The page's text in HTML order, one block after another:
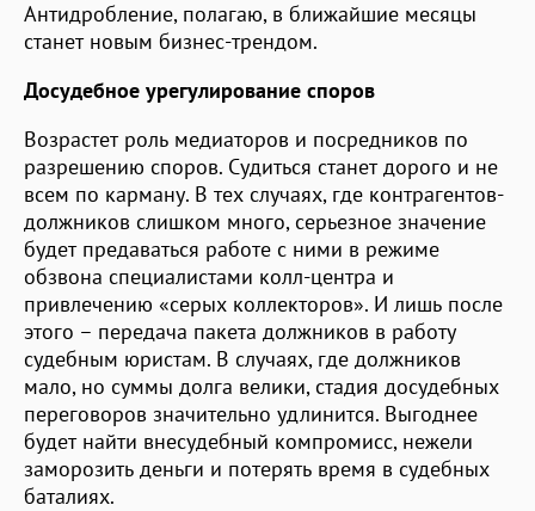
Антидробление, полагаю, в ближайшие месяцы
станет новым бизнес-трендом.
Досудебное урегулирование споров
Возрастет роль медиаторов и посредников по
разрешению споров. Судиться станет дорого и не
всем по карману. В тех случаях, где контрагентов-
должников слишком много, серьезное значение
будет предаваться работе с ними в режиме
обзвона специалистами колл-центра и
привлечению «серых коллекторов». И лишь после
этого – передача пакета должников в работу
судебным юристам. В случаях, где должников
мало, но суммы долга велики, стадия досудебных
переговоров значительно удлинится. Выгоднее
будет найти внесудебный компромисс, нежели
заморозить деньги и потерять время в судебных
баталиях.